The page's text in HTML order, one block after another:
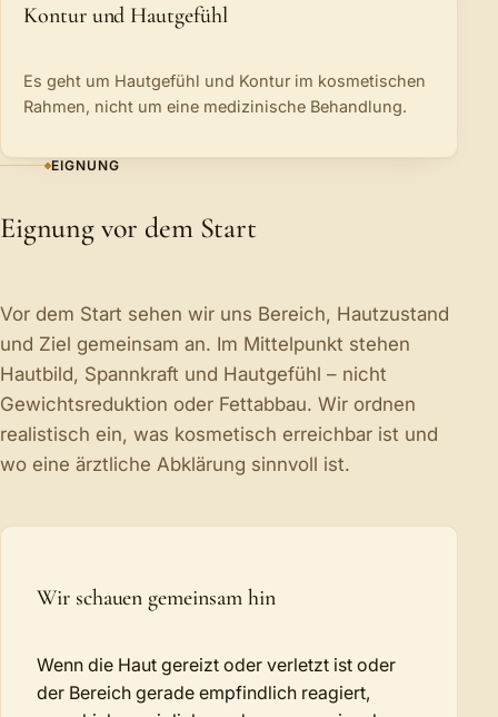
Kontur und Hautgefühl
Es geht um Hautgefühl und Kontur im kosmetischen
Rahmen, nicht um eine medizinische Behandlung.
EIGNUNG
Eignung vor dem Start
Vor dem Start sehen wir uns Bereich, Hautzustand
und Ziel gemeinsam an. Im Mittelpunkt stehen
Hautbild, Spannkraft und Hautgefühl – nicht
Gewichtsreduktion oder Fettabbau. Wir ordnen
realistisch ein, was kosmetisch erreichbar ist und
wo eine ärztliche Abklärung sinnvoll ist.
Wir schauen gemeinsam hin
Wenn die Haut gereizt oder verletzt ist oder
der Bereich gerade empfindlich reagiert,